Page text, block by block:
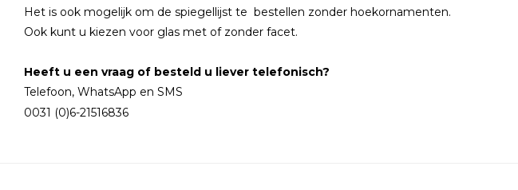
Het is ook mogelijk om de spiegellijst te bestellen zonder hoekornamenten.
Ook kunt u kiezen voor glas met of zonder facet.
Heeft u een vraag of besteld u liever telefonisch?
Telefoon, WhatsApp en SMS
0031 (0)6-21516836